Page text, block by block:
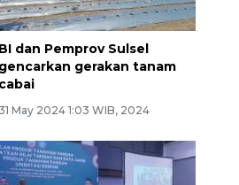
BI dan Pemprov Sulsel
gencarkan gerakan tanam
cabai
May 2024 1:03 WIB, 2024